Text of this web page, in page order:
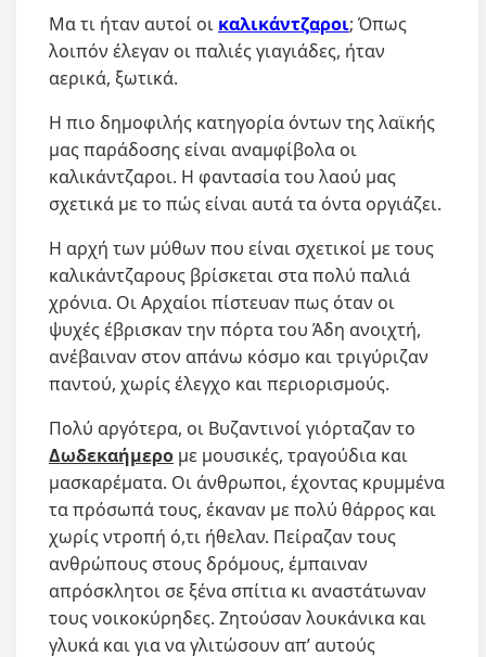
Μα τι ήταν αυτοί οι καλικάντζαροι; Όπως
λοιπόν έλεγαν οι παλιές γιαγιάδες, ήταν
αερικά, ξωτικά.
Η πιο δημοφιλής κατηγορία όντων της λαϊκής
μας παράδοσης είναι αναμφίβολα οι
καλικάντζαροι. Η φαντασία του λαού μας
σχετικά με το πώς είναι αυτά τα όντα οργιάζει.
Η αρχή των μύθων που είναι σχετικοί με τους
καλικάντζαρους βρίσκεται στα πολύ παλιά
χρόνια. Οι Αρχαίοι πίστευαν πως όταν οι
ψυχές έβρισκαν την πόρτα του Άδη ανοιχτή,
ανέβαιναν στον απάνω κόσμο και τριγύριζαν
παντού, χωρίς έλεγχο και περιορισμούς.
Πολύ αργότερα, οι Βυζαντινοί γιόρταζαν το
Δωδεκαήμερο με μουσικές, τραγούδια και
μασκαρέματα. Οι άνθρωποι, έχοντας κρυμμένα
τα πρόσωπά τους, έκαναν με πολύ θάρρος και
χωρίς ντροπή ό,τι ήθελαν. Πείραζαν τους
ανθρώπους στους δρόμους, έμπαιναν
απρόσκλητοι σε ξένα σπίτια κι αναστάτωναν
τους νοικοκύρηδες. Ζητούσαν λουκάνικα και
γλυκά και για να γλιτώσουν απ’ αυτούς